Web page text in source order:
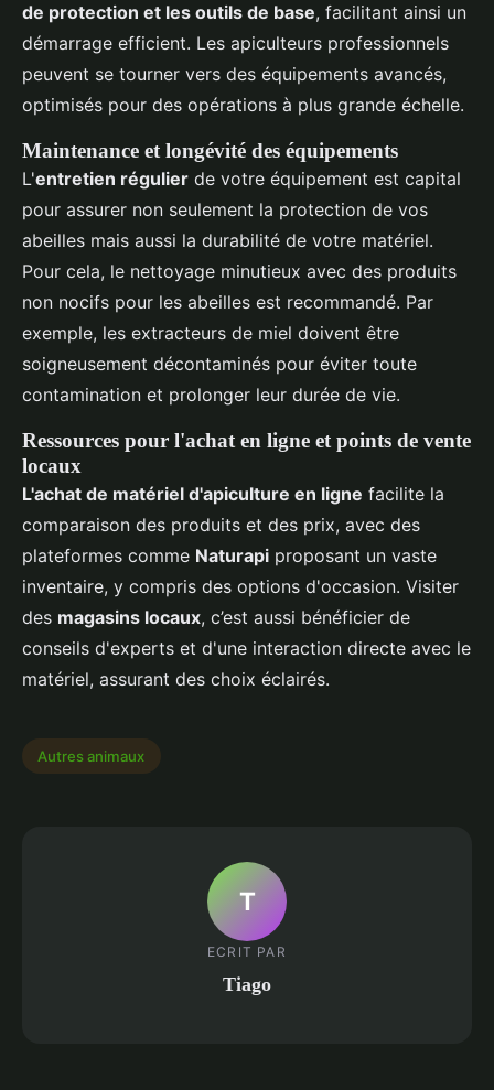
de protection et les outils de base, facilitant ainsi un
démarrage efficient. Les apiculteurs professionnels
peuvent se tourner vers des équipements avancés,
optimisés pour des opérations à plus grande échelle.
Maintenance et longévité des équipements
L'entretien régulier de votre équipement est capital
pour assurer non seulement la protection de vos
abeilles mais aussi la durabilité de votre matériel.
Pour cela, le nettoyage minutieux avec des produits
non nocifs pour les abeilles est recommandé. Par
exemple, les extracteurs de miel doivent être
soigneusement décontaminés pour éviter toute
contamination et prolonger leur durée de vie.
Ressources pour l'achat en ligne et points de vente
locaux
L'achat de matériel d'apiculture en ligne facilite la
comparaison des produits et des prix, avec des
plateformes comme Naturapi proposant un vaste
inventaire, y compris des options d'occasion. Visiter
des magasins locaux, c’est aussi bénéficier de
conseils d'experts et d'une interaction directe avec le
matériel, assurant des choix éclairés.
Autres animaux
T
ECRIT PAR
Tiago